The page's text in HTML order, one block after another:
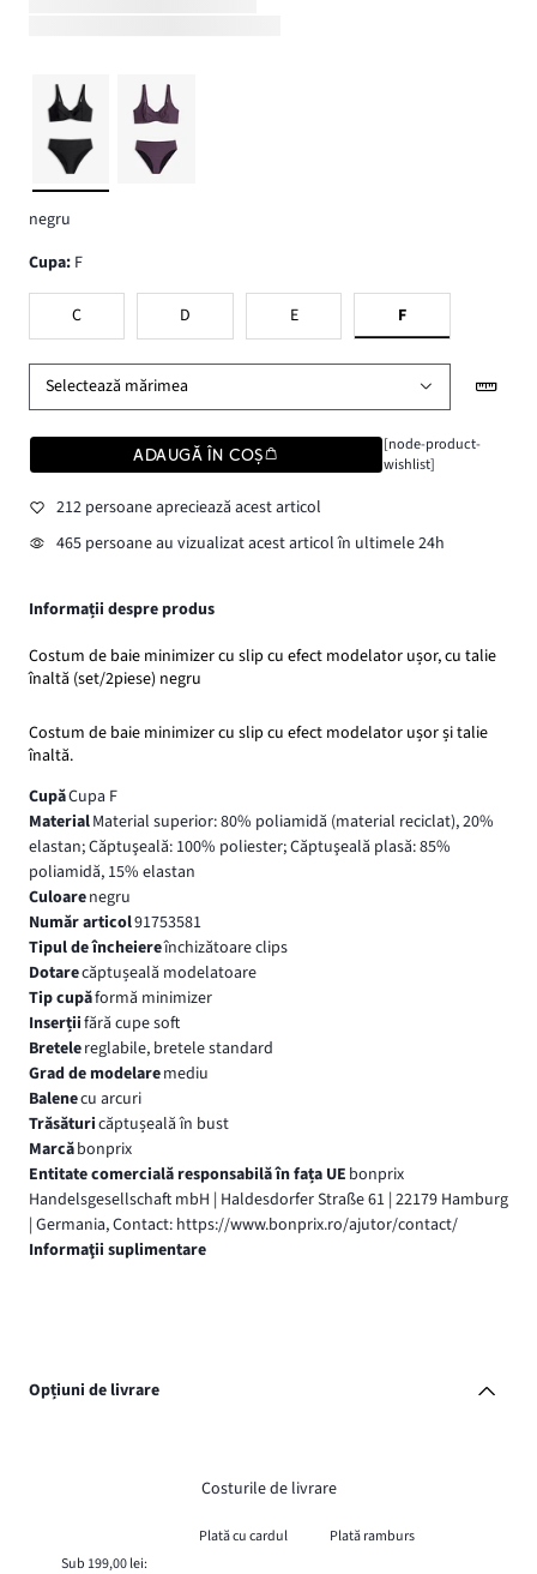
negru
Cupa: F
C D E F
Selectează mărimea
ADAUGĂ ÎN COȘ
[node-product-
wishlist]
212 persoane apreciează acest articol
465 persoane au vizualizat acest articol în ultimele 24h
Informații despre produs
Costum de baie minimizer cu slip cu efect modelator ușor, cu talie
înaltă (set/2piese) negru
Costum de baie minimizer cu slip cu efect modelator ușor și talie
înaltă.
CupăCupa F
MaterialMaterial superior: 80% poliamidă (material reciclat), 20%
elastan; Căptuşeală: 100% poliester; Căptuşeală plasă: 85%
poliamidă, 15% elastan
Culoarenegru
Număr articol91753581
Tipul de încheiereînchizătoare clips
Dotarecăptușeală modelatoare
Tip cupăformă minimizer
Inserțiifără cupe soft
Bretelereglabile, bretele standard
Grad de modelaremediu
Balenecu arcuri
Trăsăturicăptușeală în bust
Marcăbonprix
Entitate comercială responsabilă în fața UE bonprix
Handelsgesellschaft mbH | Haldesdorfer Straße 61 | 22179 Hamburg
| Germania, Contact: https://www.bonprix.ro/ajutor/contact/
Informaţii suplimentare
Opțiuni de livrare
Costurile de livrare
Plată cu cardul
Plată ramburs
Sub 199,00 lei: